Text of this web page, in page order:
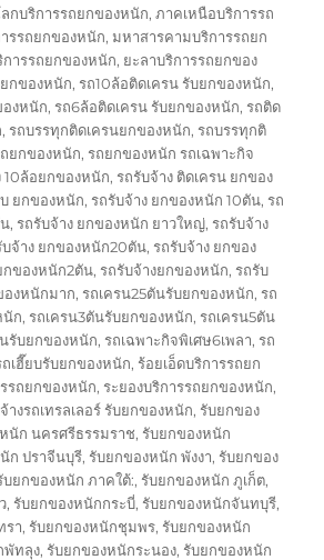
กบริการรถยกของหนัก,ภาคเหนือบริการรถ
รรถยกของหนัก,มหาสารคามบริการรถยก
ารรถยกของหนัก, ยะลาบริการรถยกของ
กของหนัก,รถ10ล้อติดเครน รับยกของหนัก,
องหนัก,รถ6ล้อติดเครน รับยกของหนัก,รถติด
,รถบรรทุกติดเครนยกของหนัก,รถบรรทุกติ
ยกของหนัก,รถยกของหนัก รถเฉพาะกิจ
10ล้อยกของหนัก,รถรับจ้าง ติดเครน ยกของ
ยกของหนัก,รถรับจ้าง ยกของหนัก 10ตัน,รถ
,รถรับจ้าง ยกของหนัก ยาวใหญ่,รถรับจ้าง
บจ้าง ยกของหนัก20ตัน,รถรับจ้าง ยกของ
กของหนัก2ตัน,รถรับจ้างยกของหนัก,รถรับ
องหนักมาก,รถเครน25ตันรับยกของหนัก,รถ
นัก,รถเครน3ตันรับยกของหนัก,รถเครน5ตัน
รับยกของหนัก,รถเฉพาะกิจพิเศษ6เพลา,รถ
ถเฮี๊ยบรับยกของหนัก,ร้อยเอ็ดบริการรถยก
รถยกของหนัก,ระยองบริการรถยกของหนัก,
างรถเทรลเลอร์ รับยกของหนัก,รับยกของ
นัก นครศรีธรรมราช,รับยกของหนัก
ก ปราจีนบุรี,รับยกของหนัก พังงา,รับยกของ
บยกของหนัก ภาคใต้:,รับยกของหนัก ภูเก็ต,
,รับยกของหนักกระบี่,รับยกของหนักจันทบุรี,
รา,รับยกของหนักชุมพร,รับยกของหนัก
พัทลุง,รับยกของหนักระนอง,รับยกของหนัก